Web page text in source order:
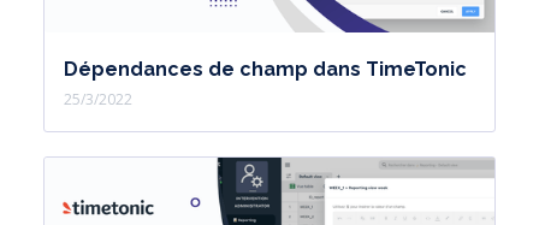
Dépendances de champ dans TimeTonic
25/3/2022